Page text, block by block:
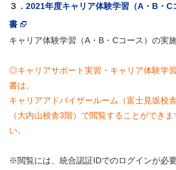
３． 2021年度キャリア体験学習（A・B・C
書
キャリア体験学習（A・B・Cコース）の実施
◎キャリアサポート実習・キャリア体験学
書は、
キャリアアドバイザールーム（富士見坂校
（大内山校舎3階）で閲覧することができ
い。
※閲覧には、統合認証IDでのログインが必要